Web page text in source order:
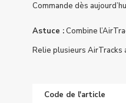
Commande dès
Astuce :Combine
Relie plusieurs AirTracks
Code de l'article